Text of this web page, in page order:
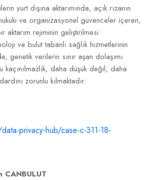
yurt dışına aktarımında, açık rızanın
ve organizasyonel güvenceler içeren,
aktarım rejiminin geliştirilmesi
ve bulut tabanlı sağlık hizmetlerinin
genetik verilerin sınır aşan dolaşımı
kaçınılmazlık, daha düşük değil, daha
zorunlu kılmaktadır.
privacy-hub/case-c-311-18-
CANBULUT